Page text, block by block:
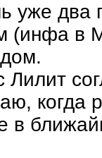
уже два
(инфа в
Лилит
когда
в